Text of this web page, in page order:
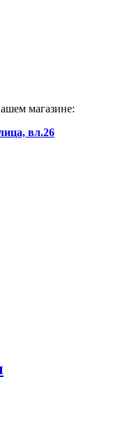
магазине:
вл.26